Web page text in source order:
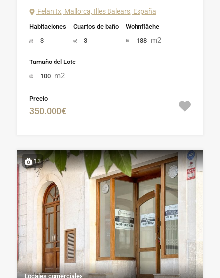
Felanitx, Mallorca, Illes Balears, España
Habitaciones
3
Cuartos de baño
3
Wohnfläche
188 m2
Tamaño del Lote
100 m2
Precio
350.000€
13
Locales comerciales